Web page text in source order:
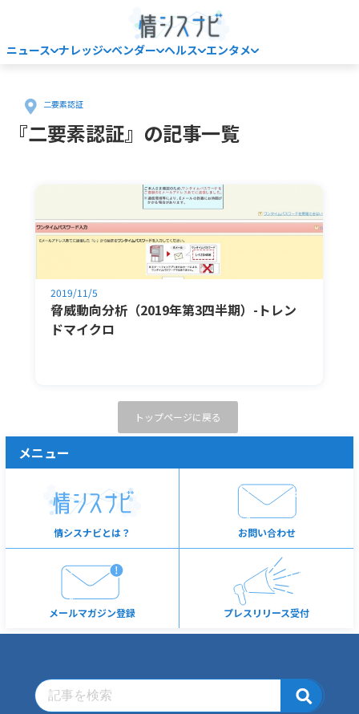
ニュース ナレッジ ベンダー ヘルス エンタメ
Home
二要素認証
『二要素認証』の記事一覧
2019/11/5
脅威動向分析（2019年第3四半期）-トレン
ドマイクロ
トップページに戻る
メニュー
情シスナビとは？ お問い合わせ
メールマガジン登録 プレスリリース受付